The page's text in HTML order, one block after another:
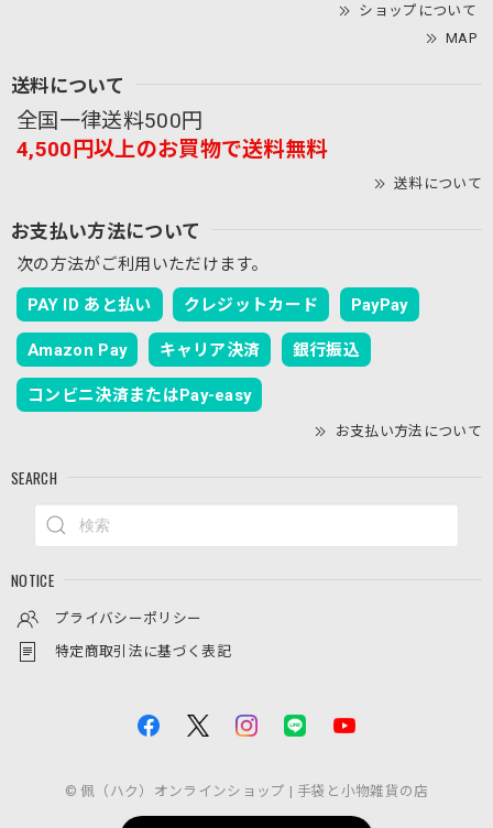
ショップについて
MAP
送料について
全国一律送料500円
4,500円以上のお買物で送料無料
送料について
お支払い方法について
次の方法がご利用いただけます。
PAY ID あと払い クレジットカード PayPay
Amazon Pay キャリア決済 銀行振込
コンビニ決済またはPay-easy
お支払い方法について
SEARCH
NOTICE
プライバシーポリシー
特定商取引法に基づく表記
© 佩（ハク）オンラインショップ | 手袋と小物雑貨の店